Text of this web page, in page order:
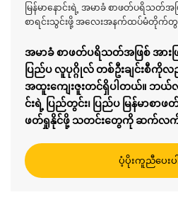
မြန်မာနောင်းရဲ့ အမာခံ စာဖတ်ပရိသတ်အ
စာရင်းသွင်းဖို့ အလေးအနက်ထပ်မံတိုက်တွန်း
အမာခံ စာဖတ်ပရိသတ်အဖြစ် အား
ပြည်ပ လူပုဂ္ဂိုလ် တစ်ဦးချင်းစီကိုလ
အထူးကျေးဇူးတင်ရှိပါတယ်။ ဘယ်လိုပဲ
င်းရဲ့ ပြည်တွင်း၊ ပြည်ပ မြန်မာစ
ဖတ်ရှုနိုင်ဖို့ သတင်းတွေကို ဆက်လက် ဖ
ပံ့ပိုးကူညီပေးပ